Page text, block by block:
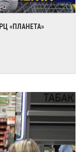
«ПЛАНЕТА»